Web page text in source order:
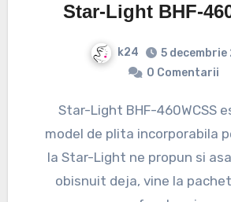
Star-Light BHF-
k24
5 decembrie
0 Comentarii
Star-Light BHF-460WCSS este un nou
model de plita incorporabila
la Star-Light ne propun si
obisnuit deja, vine la